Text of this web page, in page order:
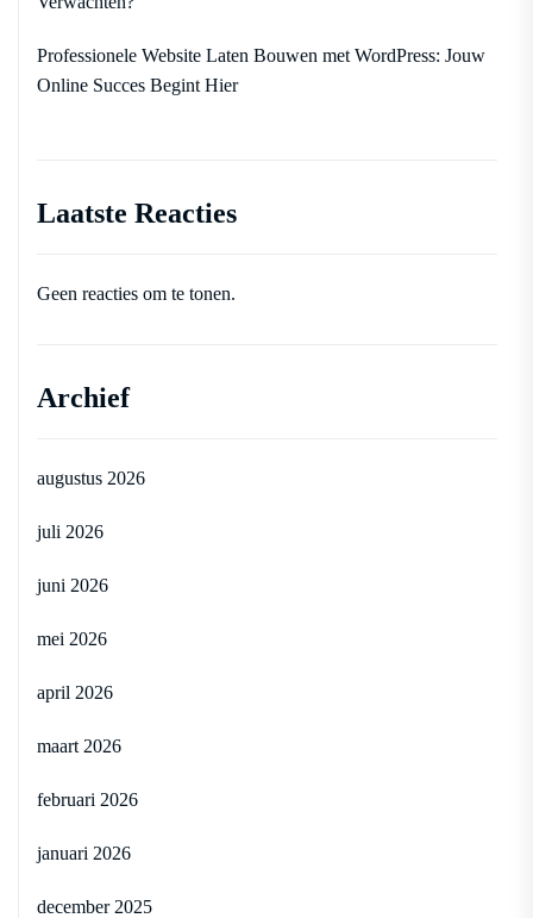
Professionele Website Laten Bouwen met WordPress: Jouw
Online Succes Begint Hier
Laatste Reacties
Geen reacties om te tonen.
Archief
augustus 2026
juli 2026
juni 2026
mei 2026
april 2026
maart 2026
februari 2026
januari 2026
december 2025